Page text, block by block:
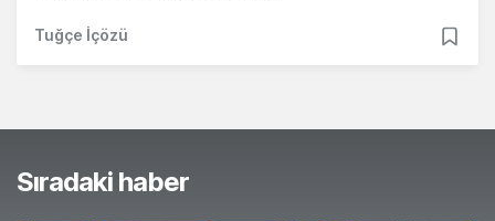
Tuğçe İçözü
Sıradaki haber